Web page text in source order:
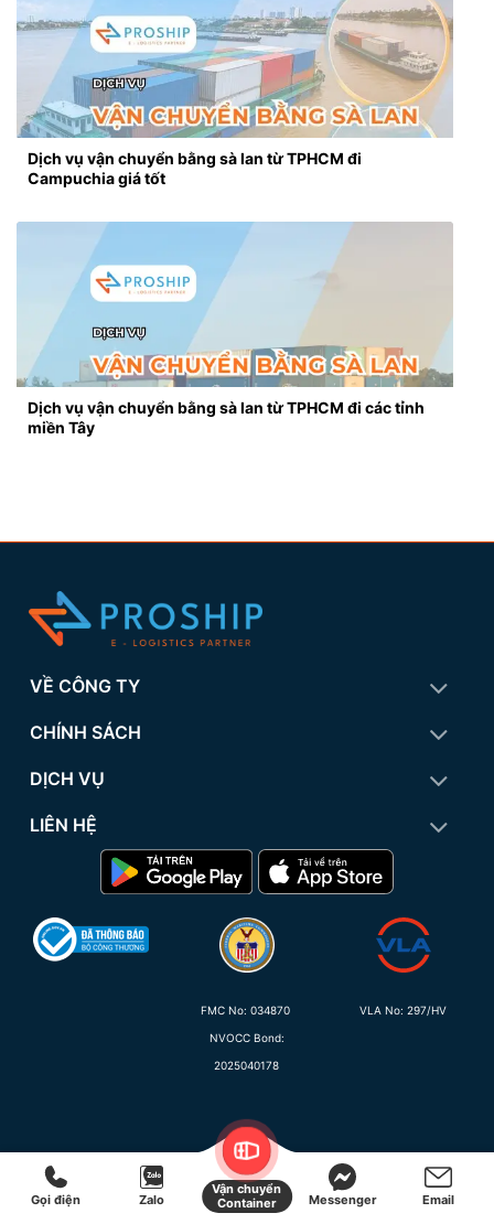
Dịch vụ vận chuyển bằng sà lan từ TPHCM đi
Campuchia giá tốt
Dịch vụ vận chuyển bằng sà lan từ TPHCM đi các tỉnh
miền Tây
VỀ CÔNG TY
CHÍNH SÁCH
DỊCH VỤ
LIÊN HỆ
FMC No: 034870
NVOCC Bond:
2025040178
VLA No: 297/HV
Tiếng Việt
Copyright 2015 - 2026 ©Proship
Gọi điện Zalo
Vận chuyển
Container
Messenger Email